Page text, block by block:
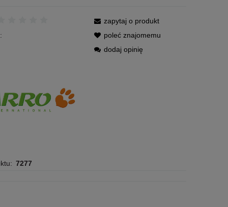
7277
zapytaj o produkt
poleć znajomemu
dodaj opinię